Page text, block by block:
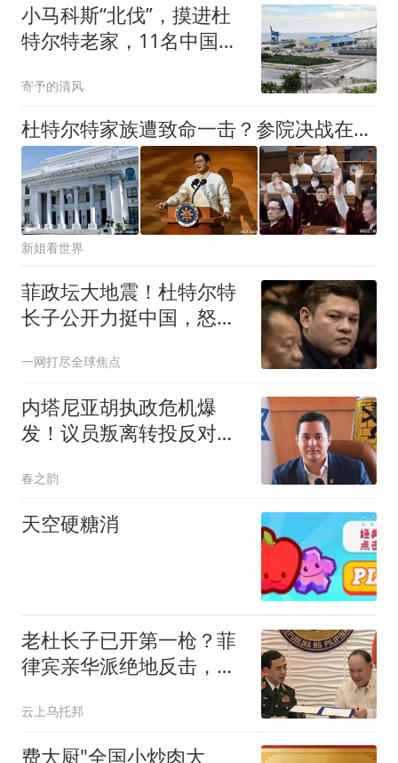
小马科斯“北伐”，摸进杜
特尔特老家，11名中国人
寄予的清风
杜特尔特家族遭致命一击？参院决战在即，菲律宾政坛恐要变天了
新姐看世界
菲政坛大地震！杜特尔特
长子公开力挺中国，怒怼
一网打尽全球焦点
内塔尼亚胡执政危机爆
发！议员叛离转投反对
春之韵
天空硬糖消
老杜长子已开第一枪？菲
律宾亲华派绝地反击，小
云上乌托邦
费大厨"全国小炒肉大